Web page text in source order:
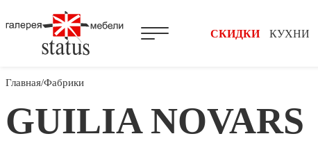
КУХНИ
СКИДКИ
Главная Фабрики
GUILIA NOVARS